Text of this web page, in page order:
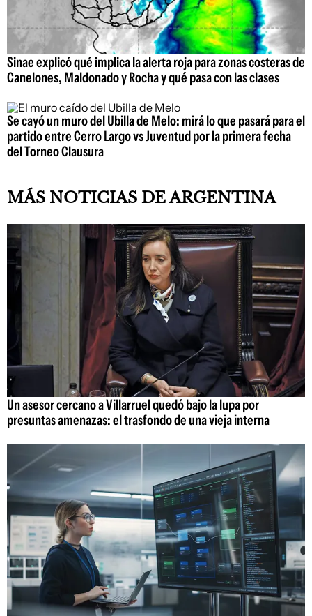
Sinae explicó qué implica la alerta roja para zonas costeras de
Canelones, Maldonado y Rocha y qué pasa con las clases
Se cayó un muro del Ubilla de Melo: mirá lo que pasará para el
partido entre Cerro Largo vs Juventud por la primera fecha
del Torneo Clausura
MÁS NOTICIAS DE ARGENTINA
Un asesor cercano a Villarruel quedó bajo la lupa por
presuntas amenazas: el trasfondo de una vieja interna